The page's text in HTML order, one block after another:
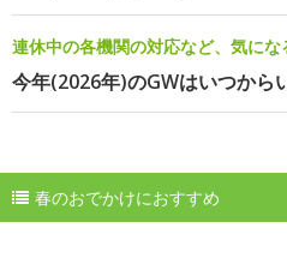
連休中の各機関の対応など、気にな
今年(2026年)のGWはいつから
春のおでかけにおすすめ